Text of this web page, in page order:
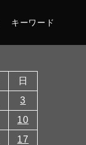
キーワード
日
3
10
17